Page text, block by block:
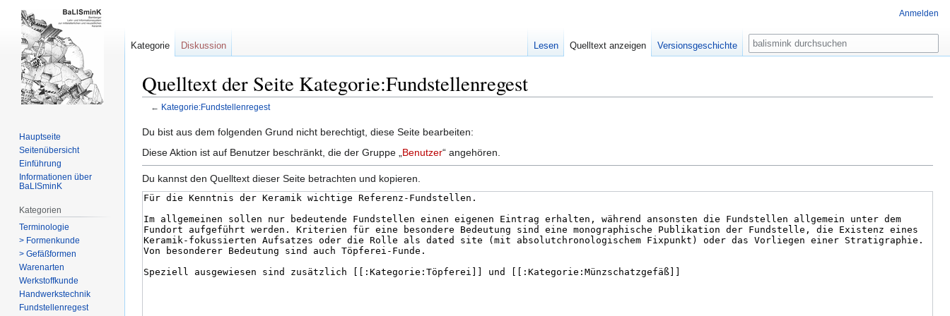
Quelltext der Seite Kategorie:Fundstellenregest
← Kategorie:Fundstellenregest
Zur
Navigation
Zur
Suche
Du bist aus dem folgenden Grund nicht berechtigt, diese Seite bearbeiten:
Diese Aktion ist auf Benutzer beschränkt, die der Gruppe „ Benutzer“ angehören.
Du kannst den Quelltext dieser Seite betrachten und kopieren.
Anmelden
Kategorie Diskussion Lesen Quelltext anzeigen Versionsgeschichte
Suche
Hauptseite
Seitenübersicht
Einführung
Informationen über
BaLISminK
Kategorien
Terminologie
> Formenkunde
> Gefäßformen
Warenarten
Werkstoffkunde
Handwerkstechnik
Fundstellenregest